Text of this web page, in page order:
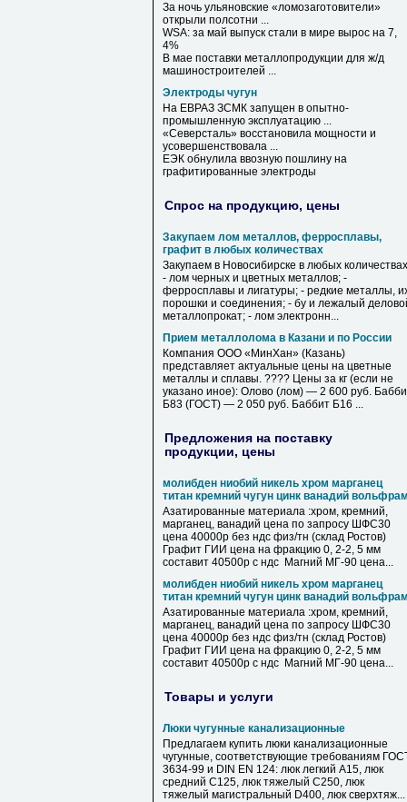
За ночь ульяновские «ломозаготовители»
открыли полсотни ...
WSA: за май выпуск стали в мире вырос на 7,
4%
В мае поставки металлопродукции для ж/д
машиностроителей ...
Электроды чугун
На ЕВРАЗ ЗСМК запущен в опытно-
промышленную эксплуатацию ...
«Северсталь» восстановила мощности и
усовершенствовала ...
ЕЭК обнулила ввозную пошлину на
графитированные электроды
Спрос на продукцию, цены
Закупаем лом металлов, ферросплавы,
графит в любых количествах
Закупаем в Новосибирске в любых
- лом черных и цветных металлов; -
ферросплавы и лигатуры; - редкие металлы,
порошки и соединения; - бу и лежалый
металлопрокат; - лом электронн...
Прием металлолома в Казани и по России
Компания ООО «МинХан» (Казань)
представляет актуальные цены на цветные
металлы и сплавы. ???? Цены за кг (если не
указано иное): Олово (лом) — 2 600 руб.
Б83 (ГОСТ) — 2 050 руб. Баббит Б16 ...
Предложения на поставку
продукции, цены
молибден ниобий никель хром марганец
титан кремний чугун цинк ванадий
Азатированные материала :хром, кремний,
марганец, ванадий цена по запросу ШФС30
цена 40000р без ндс физ/тн (склад Ростов)
Графит ГИИ цена на фракцию 0, 2-2, 5 мм
составит 40500р с ндс Магний МГ-90 цена...
молибден ниобий никель хром марганец
титан кремний чугун цинк ванадий
Азатированные материала :хром, кремний,
марганец, ванадий цена по запросу ШФС30
цена 40000р без ндс физ/тн (склад Ростов)
Графит ГИИ цена на фракцию 0, 2-2, 5 мм
составит 40500р с ндс Магний МГ-90 цена...
Товары и услуги
Люки чугунные канализационные
Предлагаем купить люки канализационные
чугунные, соответствующие требованиям
3634-99 и DIN EN 124: люк легкий А15, люк
средний С125, люк тяжелый С250, люк
тяжелый магистральный D400, люк сверхтяж...